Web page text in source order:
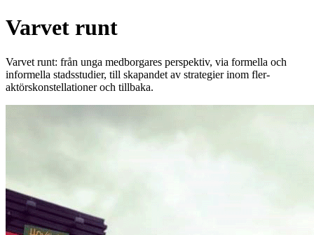
Varvet runt
Varvet runt: från unga medborgares perspektiv, via formella och
informella stadsstudier, till skapandet av strategier inom fler-
aktörskonstellationer och tillbaka.